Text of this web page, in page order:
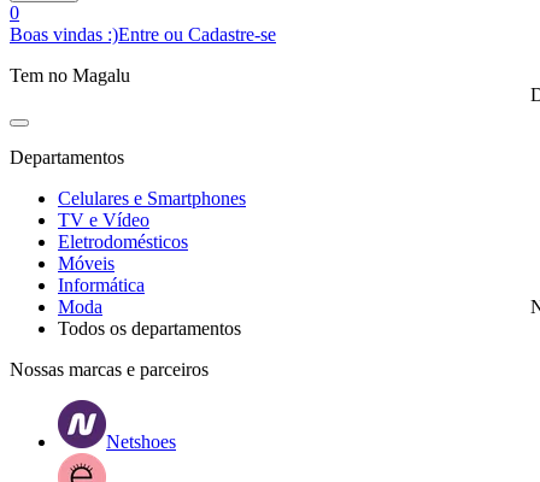
0
Boas vindas :)Entre ou Cadastre-se
Tem no Magalu
Departamentos
Celulares e Smartphones
TV e Vídeo
Eletrodomésticos
Móveis
Informática
Moda
Todos os departamentos
Nossas marcas e parceiros
Netshoes